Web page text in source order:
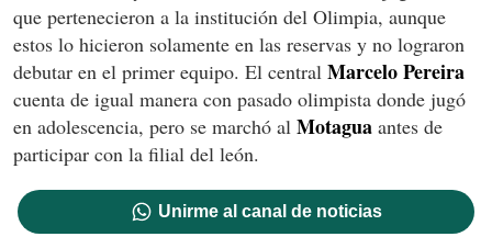
que pertenecieron a la institución del Olimpia, aunque
estos lo hicieron solamente en las reservas y no lograron
debutar en el primer equipo. El central Marcelo Pereira
cuenta de igual manera con pasado olimpista donde jugó
en adolescencia, pero se marchó al Motagua antes de
participar con la filial del león.
Unirme al canal de noticias